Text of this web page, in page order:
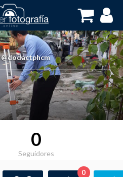
@dodactphcm
0
Seguidores
0